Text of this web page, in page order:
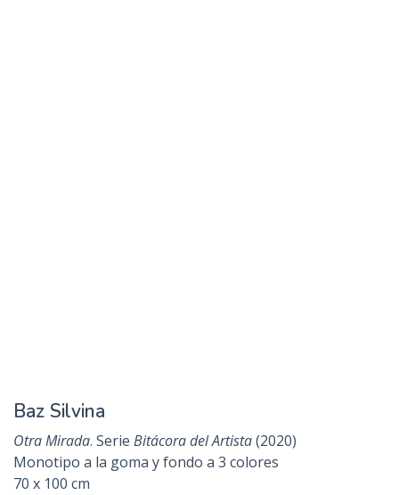
Baz Silvina
Otra Mirada. Serie Bitácora del Artista(2020)
Monotipo a la goma y fondo a 3 colores
70 x 100 cm